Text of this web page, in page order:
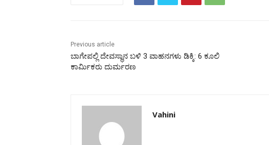
Previous article
ಬಾಗೇಪಲ್ಲಿ ದೇವಸ್ಥಾನ ಬಳಿ 3 ವಾಹನಗಳು ಡಿಕ್ಕಿ: 6 ಕೂಲಿ
ಕಾರ್ಮಿಕರು ದುರ್ಮರಣ
Vahini